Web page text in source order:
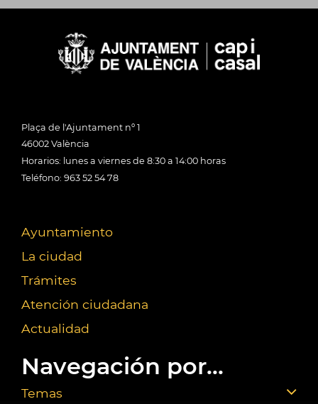
Plaça de l'Ajuntament nº 1
46002 València
Horarios: lunes a viernes de 8:30 a 14:00 horas
Teléfono: 963 52 54 78
Ayuntamiento
La ciudad
Trámites
Atención ciudadana
Actualidad
Navegación por...
Temas